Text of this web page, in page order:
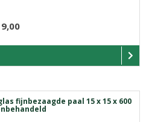
fijnbezaagde paal 15 x 15 x 600